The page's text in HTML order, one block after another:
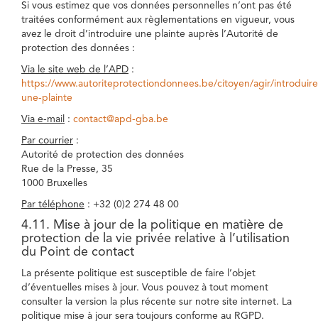
Si vous estimez que vos données personnelles n’ont pas été
traitées conformément aux règlementations en vigueur, vous
avez le droit d’introduire une plainte auprès l’Autorité de
protection des données :
Via le site web de l’APD :
https://www.autoriteprotectiondonnees.be/citoyen/agir/
une-plainte
Via e-mail : contact@apd-gba.be
Par courrier :
Autorité de protection des données
Rue de la Presse, 35
1000 Bruxelles
Par téléphone : +32 (0)2 274 48 00
4.11. Mise à jour de la politique en matière de
protection de la vie privée relative à l’utilisation
du Point de contact
La présente politique est susceptible de faire l’objet
d’éventuelles mises à jour. Vous pouvez à tout moment
consulter la version la plus récente sur notre site internet. La
politique mise à jour sera toujours conforme au RGPD.